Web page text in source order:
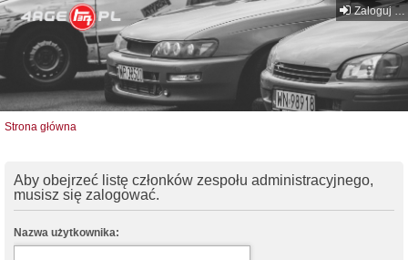
Zaloguj się
Strona główna
Aby obejrzeć listę członków zespołu administracyjnego,
musisz się zalogować.
Nazwa użytkownika: